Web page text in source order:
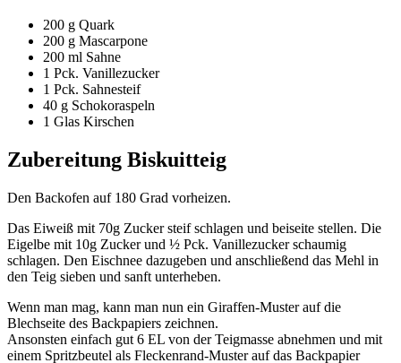
200 g Quark
200 g Mascarpone
200 ml Sahne
1 Pck. Vanillezucker
1 Pck. Sahnesteif
40 g Schokoraspeln
1 Glas Kirschen
Zubereitung Biskuitteig
Den Backofen auf 180 Grad vorheizen.
Das Eiweiß mit 70g Zucker steif schlagen und beiseite stellen. Die
Eigelbe mit 10g Zucker und ½ Pck. Vanillezucker schaumig
schlagen. Den Eischnee dazugeben und anschließend das Mehl in
den Teig sieben und sanft unterheben.
Wenn man mag, kann man nun ein Giraffen-Muster auf die
Blechseite des Backpapiers zeichnen.
Ansonsten einfach gut 6 EL von der Teigmasse abnehmen und mit
einem Spritzbeutel als Fleckenrand-Muster auf das Backpapier